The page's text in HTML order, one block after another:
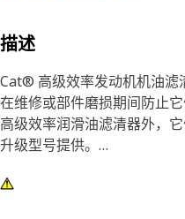
描述
Cat® 高级效率发动机机油滤
在维修或部件磨损期间防止
高级效率润滑油滤清器外，
升级型号提供。
尽管所有发动机机油滤清器